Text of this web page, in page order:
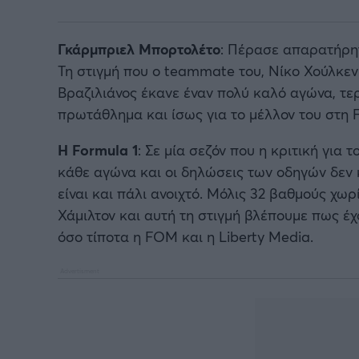
Γκάρμπριελ Μπορτολέτο: Πέρασε
Τη στιγμή που ο teammate του, Νίκο
Βραζιλιάνος έκανε έναν πολύ καλό αγώνα,
πρωτάθλημα και ίσως για το μέλλον του στη
H Formula 1: Σε μία σεζόν που η κριτική για
κάθε αγώνα και οι δηλώσεις των οδηγών
είναι και πάλι ανοιχτό. Μόλις 32 βαθμούς
Χάμιλτον και αυτή τη στιγμή βλέπουμε πως
όσο τίποτα η FOM και η Liberty Media.